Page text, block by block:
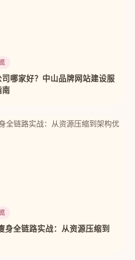
哪家好？中山品牌网站建设服
南
身全链路实战：从资源压缩到